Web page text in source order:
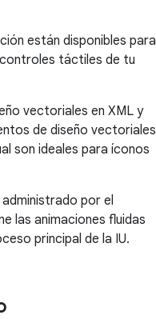
están disponibles para
táctiles de tu
vectoriales en XML y
de diseño vectoriales
son ideales para íconos
por el
las animaciones fluidas
principal de la IU.